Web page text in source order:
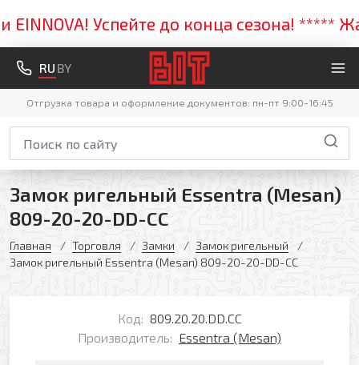
Успейте до конца сезона! *****
RU BY
Отгрузка товара и оформление документов: пн-пт 9:00-16:45
Замок ригельный Essentra (Mesan)
809-20-20-DD-CC
Главная Торговля Замки
Замок ригельный
Замок ригельный Essentra (Mesan) 809-20-20-DD-CC
Код: 809.20.20.DD.CC
Производитель: Essentra (Mesan)